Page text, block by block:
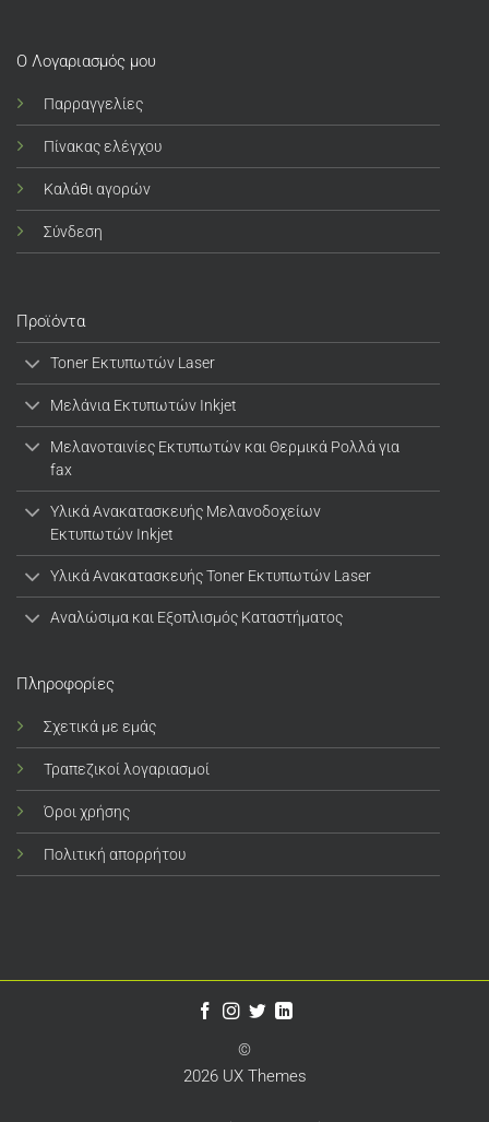
Ο Λογαριασμός μου
Παρραγγελίες
Πίνακας ελέγχου
Καλάθι αγορών
Σύνδεση
Προϊόντα
Toner Εκτυπωτών Laser
Μελάνια Εκτυπωτών Inkjet
Μελανοταινίες Εκτυπωτών και Θερμικά Ρολλά για
fax
Υλικά Ανακατασκευής Μελανοδοχείων
Εκτυπωτών Inkjet
Υλικά Ανακατασκευής Toner Εκτυπωτών Laser
Αναλώσιμα και Εξοπλισμός Καταστήματος
Πληροφορίες
Σχετικά με εμάς
Τραπεζικοί λογαριασμοί
Όροι χρήσης
Πολιτική απορρήτου
©
2026 UX Themes